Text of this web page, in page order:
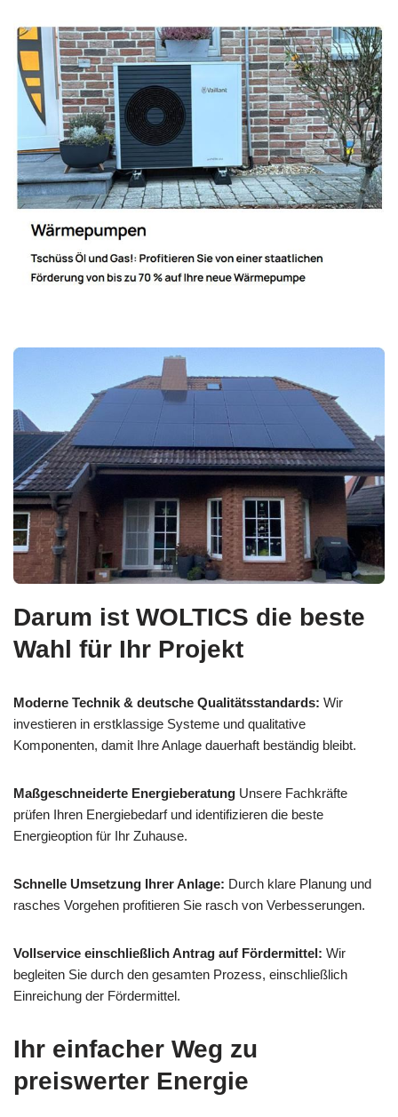
Darum ist WOLTICS die beste
Wahl für Ihr Projekt
Moderne Technik & deutsche Qualitätsstandards: Wir
investieren in erstklassige Systeme und qualitative
Komponenten, damit Ihre Anlage dauerhaft beständig bleibt.
Maßgeschneiderte Energieberatung Unsere Fachkräfte
prüfen Ihren Energiebedarf und identifizieren die beste
Energieoption für Ihr Zuhause.
Schnelle Umsetzung Ihrer Anlage: Durch klare Planung und
rasches Vorgehen profitieren Sie rasch von Verbesserungen.
Vollservice einschließlich Antrag auf Fördermittel: Wir
begleiten Sie durch den gesamten Prozess, einschließlich
Einreichung der Fördermittel.
Ihr einfacher Weg zu
preiswerter Energie